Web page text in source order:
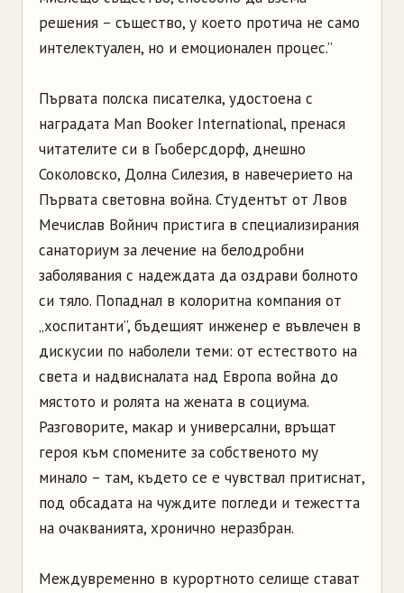
решения – същество, у което протича не само
интелектуален, но и емоционален процес.”
Първата полска писателка, удостоена с
наградата Man Booker International, пренася
читателите си в Гьоберсдорф, днешно
Соколовско, Долна Силезия, в навечерието на
Първата световна война. Студентът от Лвов
Мечислав Войнич пристига в специализирания
санаториум за лечение на белодробни
заболявания с надеждата да оздрави болното
си тяло. Попаднал в колоритна компания от
„хоспитанти”, бъдещият инженер е въвлечен в
дискусии по наболели теми: от естеството на
света и надвисналата над Европа война до
мястото и ролята на жената в социума.
Разговорите, макар и универсални, връщат
героя към спомените за собственото му
минало – там, където се е чувствал притиснат,
под обсадата на чуждите погледи и тежестта
на очакванията, хронично неразбран.
Междувременно в курортното селище стават